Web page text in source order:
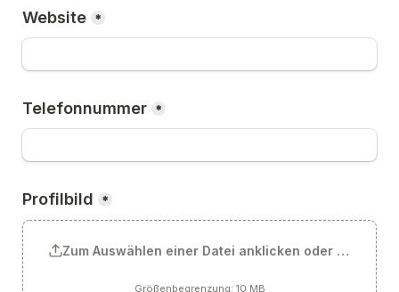
Website *
Telefonnummer *
Profilbild *
Zum Auswählen einer Datei anklicken oder Datei
Größenbegrenzung: 10 MB